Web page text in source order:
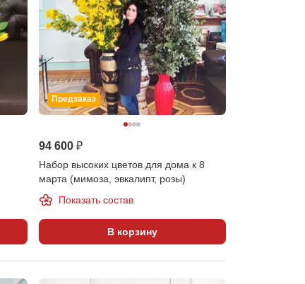
Предзаказ
94 600 ₽
Набор высоких цветов для дома к 8
марта (мимоза, эвкалипт, розы)
Показать состав
В корзину